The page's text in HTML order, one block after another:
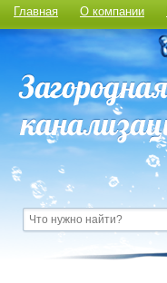
Главная О компании